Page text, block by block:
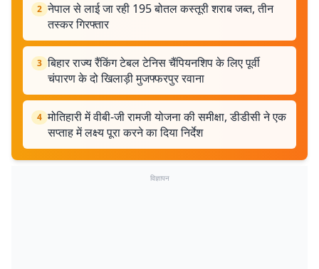
2 नेपाल से लाई जा रही 195 बोतल कस्तूरी शराब जब्त, तीन
तस्कर गिरफ्तार
3 बिहार राज्य रैंकिंग टेबल टेनिस चैंपियनशिप के लिए पूर्वी
चंपारण के दो खिलाड़ी मुजफ्फरपुर रवाना
4 मोतिहारी में वीबी-जी रामजी योजना की समीक्षा, डीडीसी ने एक
सप्ताह में लक्ष्य पूरा करने का दिया निर्देश
विज्ञापन